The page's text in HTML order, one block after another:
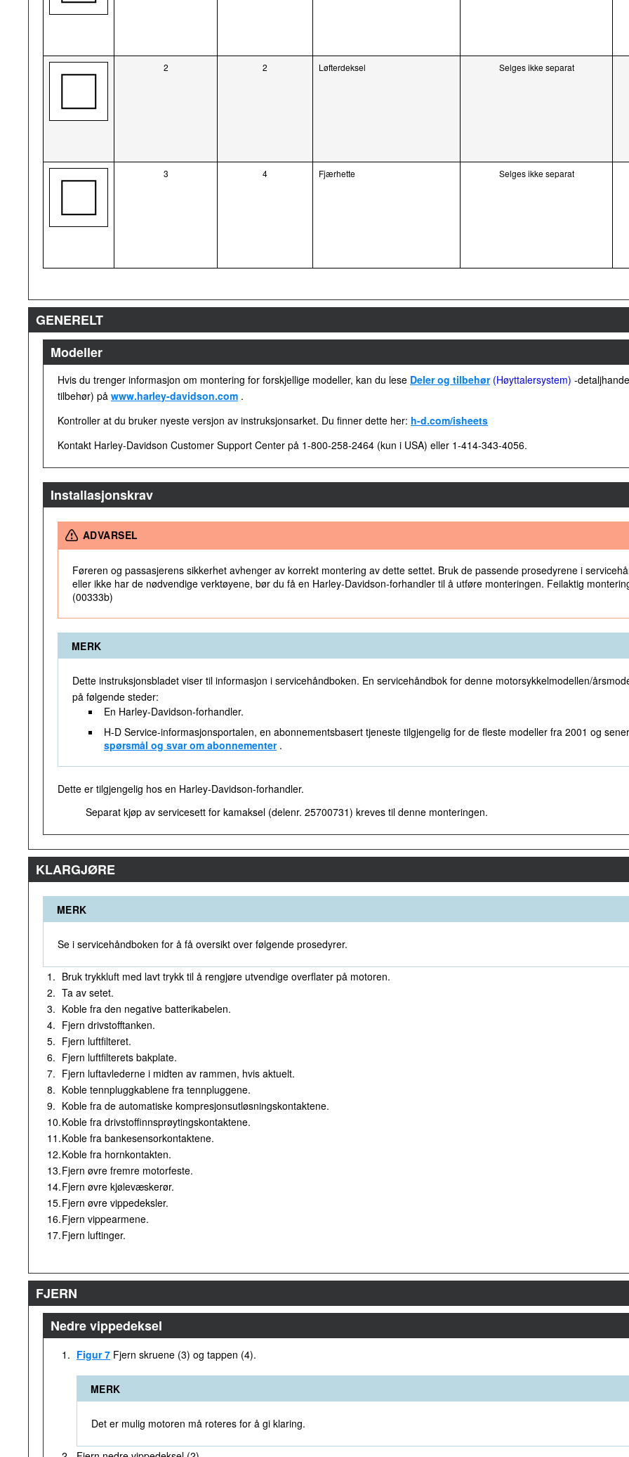
2 2 Løfterdeksel Selges ikke separat
3 4 Fjærhette Selges ikke separat
GENERELT
Modeller
Hvis du trenger informasjon om montering for forskjellige modeller, kan du lese Deler og tilbehør(Høyttalersystem) -
tilbehør) på www.harley-davidson.com .
Kontroller at du bruker nyeste versjon av instruksjonsarket. Du finner dette her: h-d.com/isheets
Kontakt Harley-Davidson Customer Support Center på 1-800-258-2464 (kun i USA) eller 1-414-343-4056.
Installasjonskrav
ADVARSEL
Føreren og passasjerens sikkerhet avhenger av korrekt montering av dette settet. Bruk de passende prosedyrene i
eller ikke har de nødvendige verktøyene, bør du få en Harley-Davidson-forhandler til å utføre monteringen. Feilaktig
(00333b)
MERK
Dette instruksjonsbladet viser til informasjon i servicehåndboken. En servicehåndbok for denne motorsykkelmodellen/
på følgende steder:
En Harley-Davidson-forhandler.
H-D Service-informasjonsportalen, en abonnementsbasert tjeneste tilgjengelig for de fleste modeller fra 2001 og
spørsmål og svar om abonnementer.
Dette er tilgjengelig hos en Harley-Davidson-forhandler.
Separat kjøp av servicesett for kamaksel (delenr. 25700731) kreves til denne monteringen.
KLARGJØRE
MERK
Se i servicehåndboken for å få oversikt over følgende prosedyrer.
1. Bruk trykkluft med lavt trykk til å rengjøre utvendige overflater på motoren.
2. Ta av setet.
3. Koble fra den negative batterikabelen.
4. Fjern drivstofftanken.
5. Fjern luftfilteret.
6. Fjern luftfilterets bakplate.
7. Fjern luftavlederne i midten av rammen, hvis aktuelt.
8. Koble tennpluggkablene fra tennpluggene.
9. Koble fra de automatiske kompresjonsutløsningskontaktene.
10.Koble fra drivstoffinnsprøytingskontaktene.
11.Koble fra bankesensorkontaktene.
12.Koble fra hornkontakten.
13.Fjern øvre fremre motorfeste.
14.Fjern øvre kjølevæskerør.
15.Fjern øvre vippedeksler.
16.Fjern vippearmene.
17.Fjern luftinger.
FJERN
Nedre vippedeksel
1. Figur 7 Fjern skruene (3) og tappen (4).
MERK
Det er mulig motoren må roteres for å gi klaring.